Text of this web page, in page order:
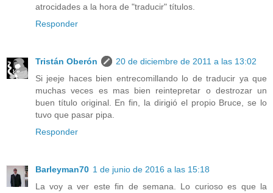
atrocidades a la hora de "traducir" títulos.
Responder
Tristán Oberón
20 de diciembre de 2011 a las 13:02
Si jeeje haces bien entrecomillando lo de traducir ya que
muchas veces es mas bien reintepretar o destrozar un
buen título original. En fin, la dirigió el propio Bruce, se lo
tuvo que pasar pipa.
Responder
Barleyman70 1 de junio de 2016 a las 15:18
La voy a ver este fin de semana. Lo curioso es que la